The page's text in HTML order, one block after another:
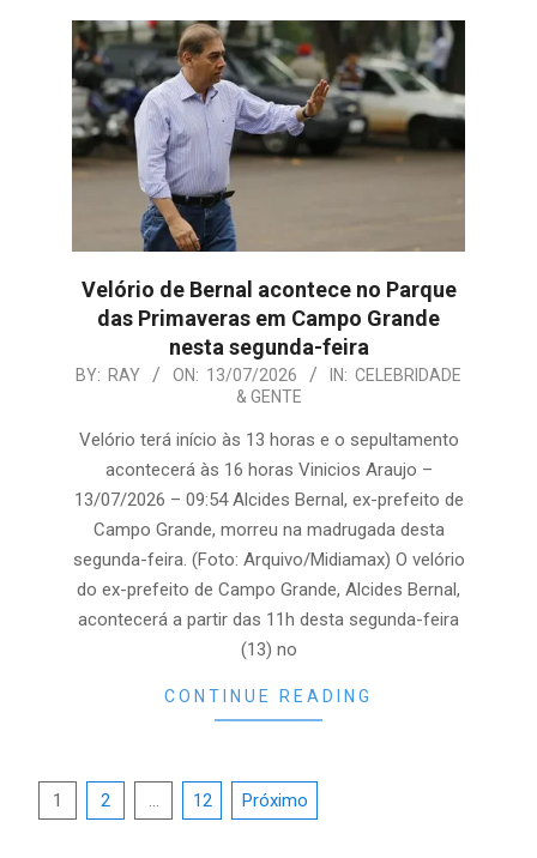
Velório de Bernal acontece no Parque
das Primaveras em Campo Grande
nesta segunda-feira
2026-
13
BY: RAY ON: 13/07/2026 IN: CELEBRIDADE
& GENTE
Velório terá início às 13 horas e o sepultamento
acontecerá às 16 horas Vinicios Araujo –
13/07/2026 – 09:54 Alcides Bernal, ex-prefeito de
Campo Grande, morreu na madrugada desta
segunda-feira. (Foto: Arquivo/Midiamax) O velório
do ex-prefeito de Campo Grande, Alcides Bernal,
acontecerá a partir das 11h desta segunda-feira
(13) no
CONTINUE READING
Paginação
1 2 12 Próximo